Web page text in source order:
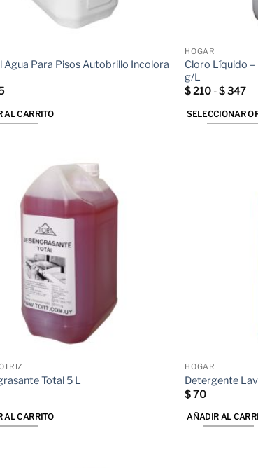
Agua Para Pisos Autobrillo Incolora
AL CARRITO
HOGAR
Cloro Líquido
g/L
$210 -$347
SELECCIONAR
Total 5 L
AL CARRITO
HOGAR
Detergente
$70
AÑADIR AL